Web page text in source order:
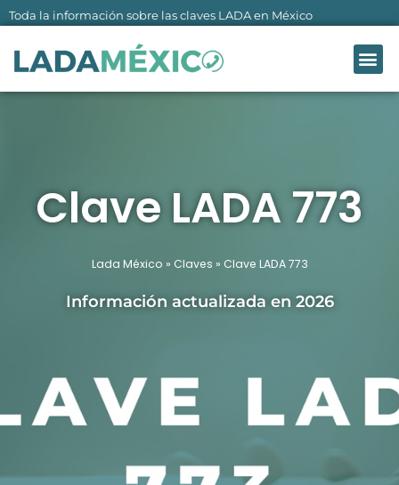
al
contenido
Toda la información sobre las claves LADA en México
Clave LADA 773
Lada México » Claves » Clave LADA 773
Información actualizada en 2026